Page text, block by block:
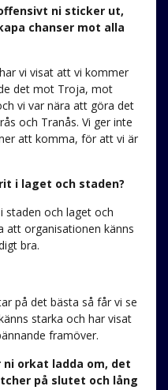
ni sticker ut,
chanser mot alla
vi visat att vi kommer
det mot Troja, mot
vi var nära att göra det
och Tranås. Vi ger inte
att komma, för att vi är
i laget och staden?
staden och laget och
att organisationen känns
bra.
på det bästa så får vi se
starka och har visat
framöver.
ni orkat ladda om, det
på slutet och lång